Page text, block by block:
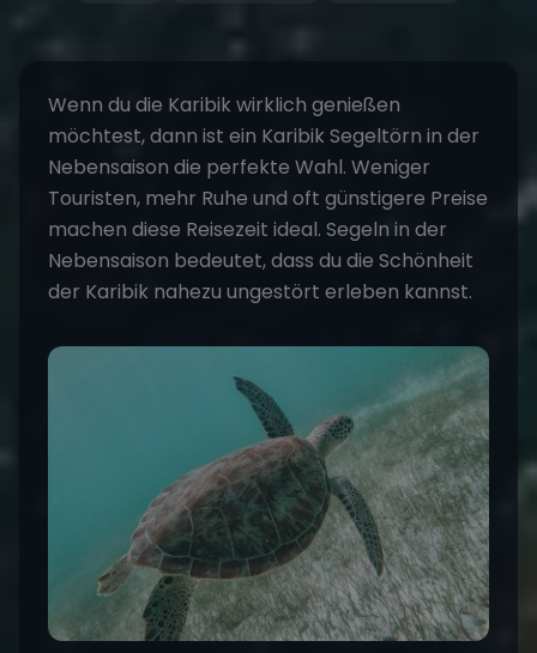
Wenn du die Karibik wirklich genießen
möchtest, dann ist ein Karibik Segeltörn in der
Nebensaison die perfekte Wahl. Weniger
Touristen, mehr Ruhe und oft günstigere Preise
machen diese Reisezeit ideal. Segeln in der
Nebensaison bedeutet, dass du die Schönheit
der Karibik nahezu ungestört erleben kannst.